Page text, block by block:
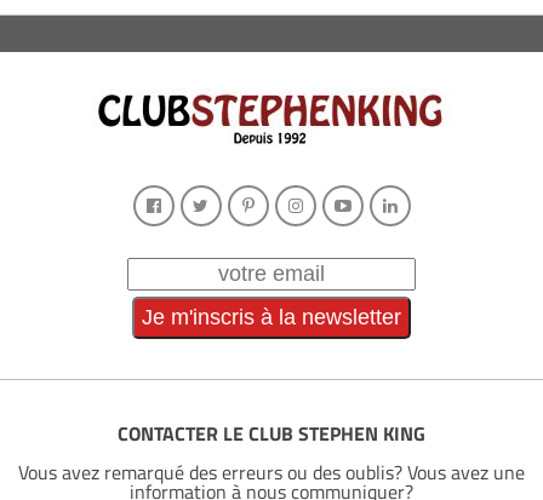
CONTACTER LE CLUB STEPHEN KING
Vous avez remarqué des erreurs ou des oublis? Vous avez une
information à nous communiquer?